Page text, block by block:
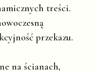
treści.
przekazu.
na ścianach,